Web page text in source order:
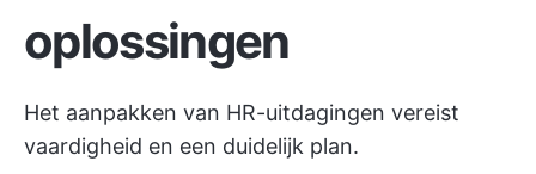
oplossingen
Het aanpakken van HR-uitdagingen vereist
vaardigheid en een duidelijk plan.